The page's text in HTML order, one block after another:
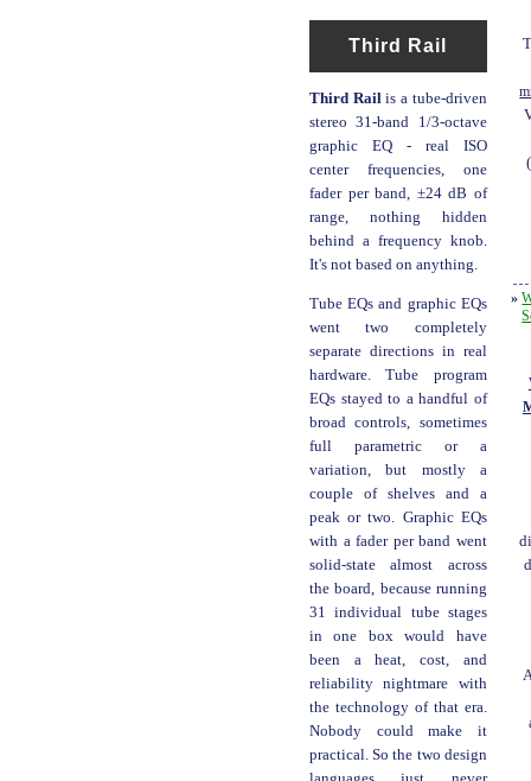
»
Third Rail
Third Railis a tube-driven
stereo 31-band 1/3-octave
graphic EQ - real ISO
center frequencies, one
fader per band, ±24 dB of
range, nothing hidden
behind a frequency knob.
It's not based on anything.
Tube EQs and graphic EQs
went two completely
separate directions in real
hardware. Tube program
EQs stayed to a handful of
broad controls, sometimes
full parametric or a
variation, but mostly a
couple of shelves and a
peak or two. Graphic EQs
with a fader per band went
solid-state almost across
the board, because running
31 individual tube stages
in one box would have
been a heat, cost, and
reliability nightmare with
the technology of that era.
Nobody could make it
practical. So the two design